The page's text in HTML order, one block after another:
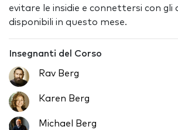
evitare le insidie e connettersi con
disponibili in questo mese.
Insegnanti del Corso
Rav Berg
Karen Berg
Michael Berg